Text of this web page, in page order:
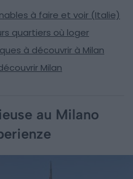
à faire et voir (Italie)
quartiers où loger
à découvrir à Milan
Milan
au Milano